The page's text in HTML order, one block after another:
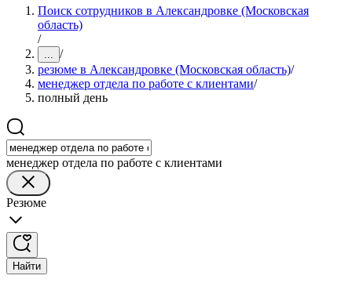
Поиск сотрудников в Александровке (Московская
область)
/
... /
резюме в Александровке (Московская область)/
менеджер отдела по работе с клиентами/
полный день
менеджер отдела по работе с клиентами
Резюме
Найти